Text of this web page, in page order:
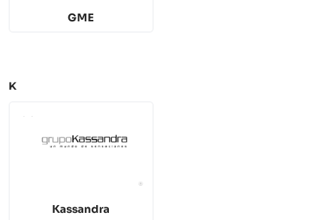
GME
K
Kassandra